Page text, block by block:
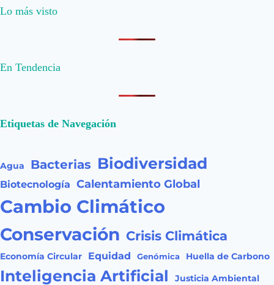
Lo más visto
En Tendencia
Etiquetas de Navegación
Agua Bacterias Biodiversidad
Biotecnología Calentamiento Global
Cambio Climático
Conservación Crisis Climática
Economía Circular Equidad Genómica Huella de Carbono
Inteligencia Artificial Justicia Ambiental